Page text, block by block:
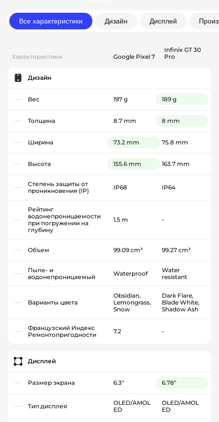
Все характеристики Дизайн Дисплей
Характеристики Google Pixel 7
Infinix GT 30
Pro
Дизайн
Вес 197 g 189 g
Толщина 8.7 mm 8 mm
Ширина 73.2 mm 75.8 mm
Высота 155.6 mm 163.7 mm
Степень защиты от
проникновения (IP)
IP68 IP64
Рейтинг
водонепроницаемости
при погружении на
глубину
1.5 m -
Объем 99.09 cm³ 99.27 cm³
Пыле- и
водонепроницаемый
Waterproof
Water
resistant
Варианты цвета
Obsidian,
Lemongrass,
Snow
Dark Flare,
Blade White,
Shadow Ash
Французский Индекс
Ремонтопригодности
7.2 -
Дисплей
Размер экрана 6.3" 6.78"
Тип дисплея
OLED/AMOL
ED
OLED/AMOL
ED